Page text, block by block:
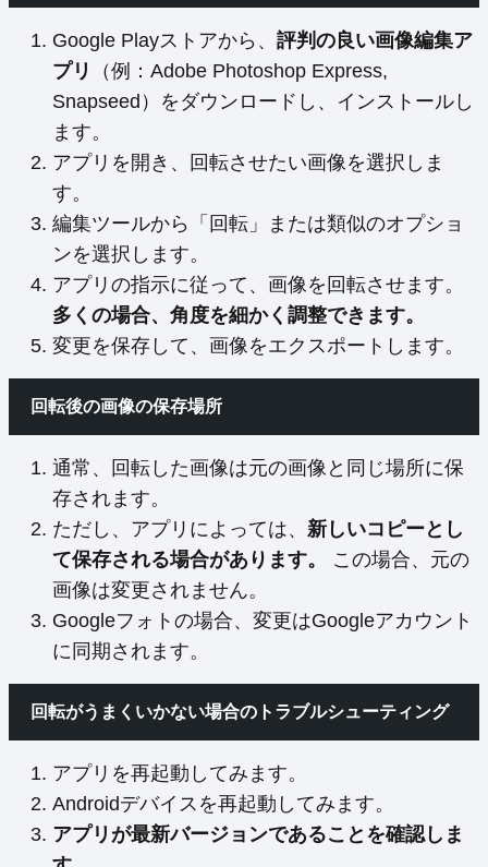
Google Playストアから、 評判の良い画像編集ア
プリ
（例：Adobe Photoshop Express,
Snapseed）をダウンロードし、インストールし
ます。
アプリを開き、回転させたい画像を選択しま
す。
編集ツールから「回転」または類似のオプショ
ンを選択します。
アプリの指示に従って、画像を回転させます。
多くの場合、角度を細かく調整できます。
変更を保存して、画像をエクスポートします。
回転後の画像の保存場所
通常、回転した画像は元の画像と同じ場所に保
存されます。
ただし、アプリによっては、 新しいコピーとし
て保存される場合があります。
この場合、元の
画像は変更されません。
Googleフォトの場合、変更はGoogleアカウント
に同期されます。
回転がうまくいかない場合のトラブルシューティング
アプリを再起動してみます。
Androidデバイスを再起動してみます。
アプリが最新バージョンであることを確認しま